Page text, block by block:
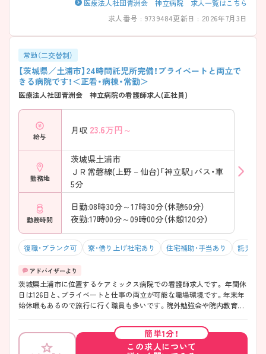
医療法人社団青洲会 神立病院 求人一覧はこちら
求人番号 : 9739484更新日 : 2026年7月3日
常勤（二交替制）
【茨城県／土浦市】24時間託児所完備！プライベートと両立で
きる病院です！＜正看・病棟・常勤＞
医療法人社団青洲会 神立病院の看護師求人(正社員)
給与
月収 23.6万円～
勤務地
茨城県土浦市
ＪＲ常磐線(上野－仙台)「神立駅」バス・車
5分
勤務時間
日勤:08時30分～17時30分（休憩60分）
夜勤:17時00分～09時00分（休憩120分）
復職・ブランク可 寮・借り上げ社宅あり 住宅補助・手当あり 託児所
茨城県土浦市に位置するケアミックス病院での看護師求人です。 年間休
日は126日と、プライベートと仕事の両立が可能な職場環境です。年末年
始休暇もあるので旅行に行く職員も多いです。院外勉強会や院内教育に
ンクのある方も安心して働くことができます。また、0歳から預けること
のできる24時間託児所をご利用できますので小さなお子さまを育てなが
ら働いている方も多くいます。ご興味ある方には、面接対策ポイントな
簡単1分！
この求人について